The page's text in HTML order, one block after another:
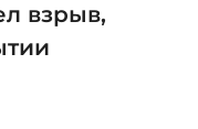
взрыв,